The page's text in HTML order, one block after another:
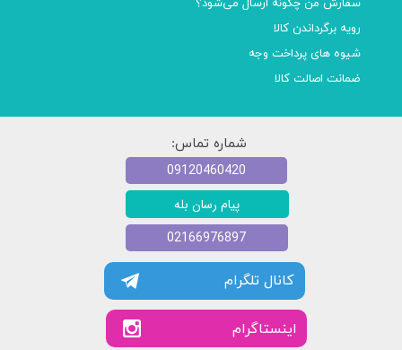
سفارش من چگونه ارسال می‌شود؟
رویه برگرداندن کالا
شیوه های پرداخت وجه
ضمانت اصالت کالا
شماره تماس:
کانال تلگرام
​​اینستاگرام
پیام رسان بله
09120460420
02166976897